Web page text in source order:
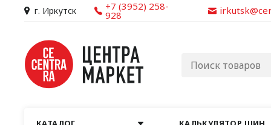
г. Иркутск +7 (3952) 258-
928